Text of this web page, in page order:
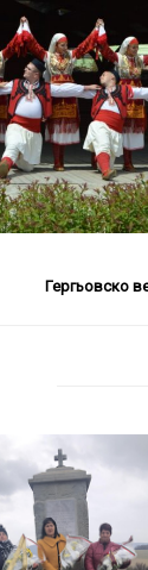
Гергьовско